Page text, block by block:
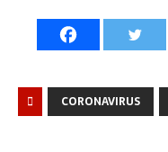
CORONAVIRUS